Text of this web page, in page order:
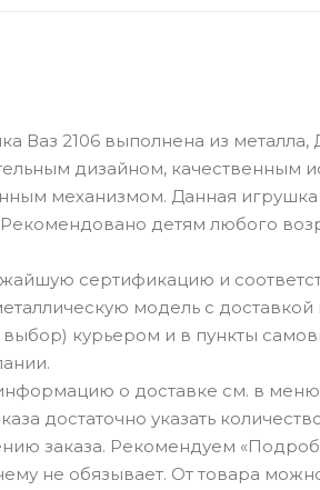
Ваз 2106 выполнена из
дизайном,
механизмом. Данная
детям любого
сертификацию и
модель с
курьером и в пункты
о доставке см. в меню
достаточно указать
заказа. Рекомендуем
не обязывает. От товара